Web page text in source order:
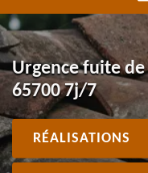
Urgence fuite
65700 7j/7
RÉALISATIONS